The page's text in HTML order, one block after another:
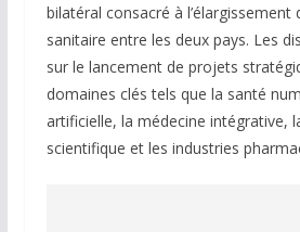
bilatéral consacré à
sanitaire entre les deux pays. Les
sur le lancement de projets
domaines clés tels que la santé
artificielle, la médecine intégrative,
scientifique et les industries